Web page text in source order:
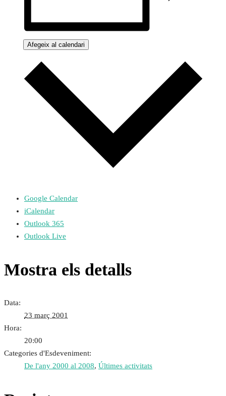
Afegeix al calendari
Google Calendar
iCalendar
Outlook 365
Outlook Live
Mostra els detalls
Data:
23 març 2001
Hora:
20:00
Categories d'Esdeveniment:
De l'any 2000 al 2008, Últimes activitats